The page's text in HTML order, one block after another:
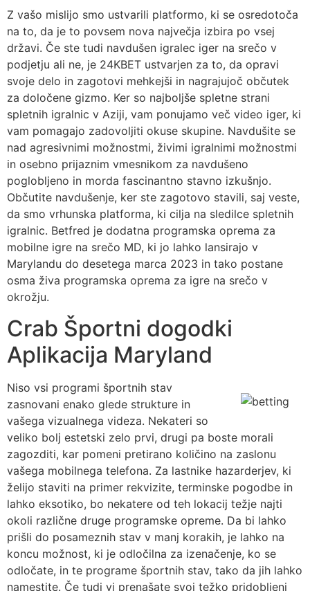
Z vašo mislijo smo ustvarili platformo, ki se osredotoča
na to, da je to povsem nova največja izbira po vsej
državi. Če ste tudi navdušen igralec iger na srečo v
podjetju ali ne, je 24KBET ustvarjen za to, da opravi
svoje delo in zagotovi mehkejši in nagrajujoč občutek
za določene gizmo. Ker so najboljše spletne strani
spletnih igralnic v Aziji, vam ponujamo več video iger, ki
vam pomagajo zadovoljiti okuse skupine. Navdušite se
nad agresivnimi možnostmi, živimi igralnimi možnostmi
in osebno prijaznim vmesnikom za navdušeno
poglobljeno in morda fascinantno stavno izkušnjo.
Občutite navdušenje, ker ste zagotovo stavili, saj veste,
da smo vrhunska platforma, ki cilja na sledilce spletnih
igralnic. Betfred je dodatna programska oprema za
mobilne igre na srečo MD, ki jo lahko lansirajo v
Marylandu do desetega marca 2023 in tako postane
osma živa programska oprema za igre na srečo v
okrožju.
Crab Športni dogodki
Aplikacija Maryland
Niso vsi programi športnih stav
zasnovani enako glede strukture in
vašega vizualnega videza. Nekateri so
veliko bolj estetski zelo prvi, drugi pa boste morali
zagozditi, kar pomeni pretirano količino na zaslonu
vašega mobilnega telefona. Za lastnike hazarderjev, ki
želijo staviti na primer rekvizite, terminske pogodbe in
lahko eksotiko, bo nekatere od teh lokacij težje najti
okoli različne druge programske opreme. Da bi lahko
prišli do posameznih stav v manj korakih, je lahko na
koncu možnost, ki je odločilna za izenačenje, ko se
odločate, in te programe športnih stav, tako da jih lahko
namestite. Če tudi vi prenašate svoj težko pridobljeni